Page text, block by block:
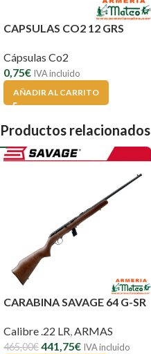
CAPSULAS CO2 12 GRS
Cápsulas Co2
0,75€ IVA incluido
AÑADIR AL CARRITO
Productos relacionados
CARABINA SAVAGE 64 G-SR
Calibre .22 LR,ARMAS
465,00€441,75€ IVA incluido